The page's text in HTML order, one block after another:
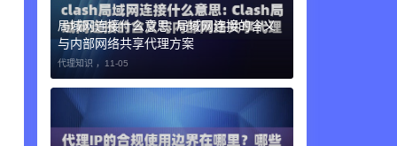
局域网连接什么意思: 局域网连接的含义
与内部网络共享代理方案
代理知识 ， 11-05